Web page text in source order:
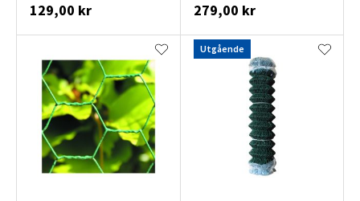
129,00 kr 279,00 kr
Utgående